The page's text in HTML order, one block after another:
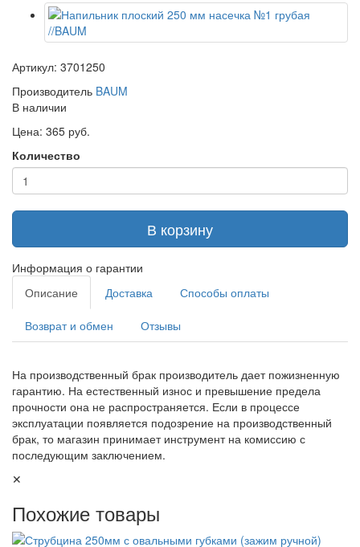
Артикул: 3701250
Производитель BAUM
В наличии
Цена: 365 руб.
Количество
В корзину
Информация о гарантии
Описание
Доставка Способы оплаты
Возврат и обмен Отзывы
На производственный брак производитель дает пожизненную
гарантию. На естественный износ и превышение предела
прочности она не распространяется. Если в процессе
эксплуатации появляется подозрение на производственный
брак, то магазин принимает инструмент на комиссию с
последующим заключением.
✕
Похожие товары